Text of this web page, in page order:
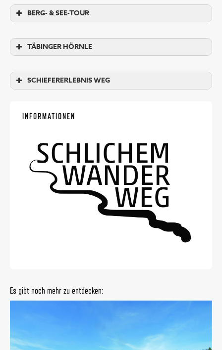
BERG- & SEE-TOUR
TÄBINGER HÖRNLE
SCHIEFERERLEBNIS WEG
INFORMATIONEN
Es gibt noch mehr zu entdecken: